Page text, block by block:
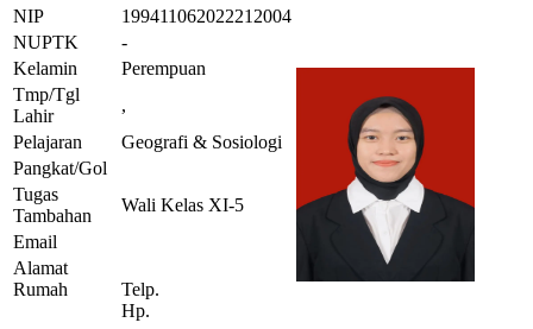
NIP
199411062022212004
NUPTK
-
Kelamin
Perempuan
Tmp/Tgl
Lahir
,
Pelajaran
Geografi & Sosiologi
Pangkat/Gol
Tugas
Tambahan
Wali Kelas XI-5
Email
Alamat
Rumah
Telp.
Hp.